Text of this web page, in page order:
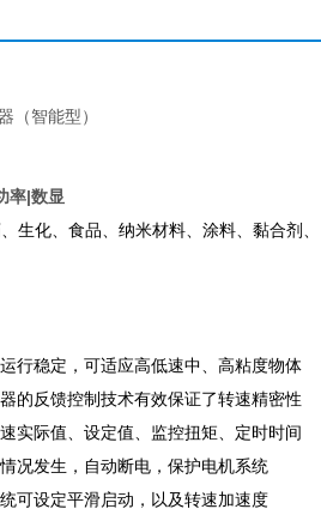
（智能型）
率|数显
生化、食品、纳米材料、涂料、黏合剂
行稳定，可适应高低速中、高粘度物体
的反馈控制技术有效保证了转速精密性
实际值、设定值、监控扭矩、定时时间
况发生，自动断电，保护电机系统
可设定平滑启动，以及转速加速度